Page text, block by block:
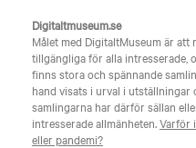
Digitaltmuseum.se
Målet med DigitaltMuseum är att
tillgängliga för alla intresserade,
finns stora och spännande
hand visats i urval i utställningar
samlingarna har därför sällan
intresserade allmänheten.Varför
eller pandemi?